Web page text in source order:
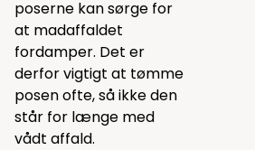
poserne kan sørge for
at madaffaldet
fordamper. Det er
derfor vigtigt at tømme
posen ofte, så ikke den
står for længe med
vådt affald.